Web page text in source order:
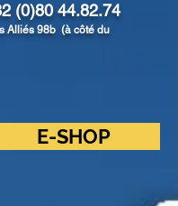
(0)80 44.82.74
Alliés 98b (à côté du
E-SHOP